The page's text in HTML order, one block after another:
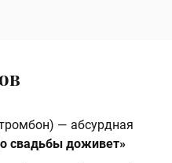
— абсурдная
свадьбы доживет»